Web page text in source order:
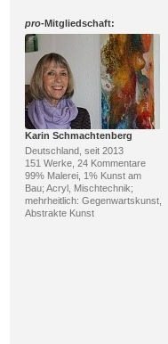
pro-Mitgliedschaft:
Karin Schmachtenberg
Deutschland, seit 2013
151 Werke, 24 Kommentare
99% Malerei, 1% Kunst am
Bau; Acryl, Mischtechnik;
mehrheitlich: Gegenwartskunst,
Abstrakte Kunst